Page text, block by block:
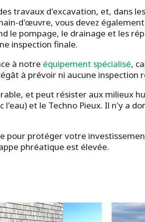
travaux d'excavation, et, dans
d'œuvre, vous devez
le pompage, le drainage et les
inspection finale.
à notre équipement spécialisé,
à prévoir ni aucune
et peut résister aux milieux
et le Techno Pieux. Il n'y a
pour protéger votre
phréatique est élevée.